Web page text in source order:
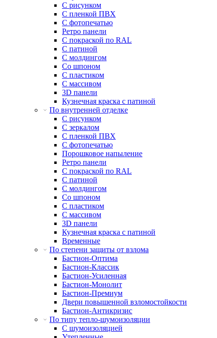
С рисунком
С пленкой ПВХ
С фотопечатью
Ретро панели
С покраской по RAL
С патиной
С молдингом
Со шпоном
С пластиком
С массивом
3D панели
Кузнечная краска с патиной
По внутренней отделке
С рисунком
С зеркалом
С пленкой ПВХ
С фотопечатью
Порошковое напыление
Ретро панели
С покраской по RAL
С патиной
С молдингом
Со шпоном
С пластиком
С массивом
3D панели
Кузнечная краска с патиной
Временные
По степени защиты от взлома
Бастион-Оптима
Бастион-Классик
Бастион-Усиленная
Бастион-Монолит
Бастион-Премиум
Двери повышенной взломостойкости
Бастион-Антикризис
По типу тепло-шумоизоляции
С шумоизоляцией